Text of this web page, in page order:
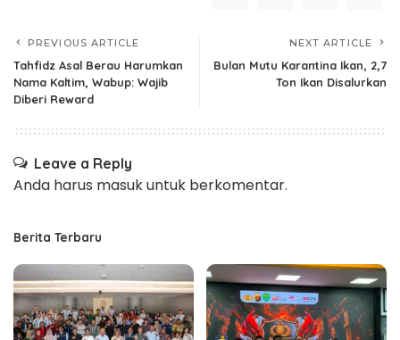
PREVIOUS ARTICLE
Tahfidz Asal Berau Harumkan
Nama Kaltim, Wabup: Wajib
Diberi Reward
NEXT ARTICLE
Bulan Mutu Karantina Ikan, 2,7
Ton Ikan Disalurkan
Leave a Reply
Anda harus masukuntuk berkomentar.
Berita Terbaru